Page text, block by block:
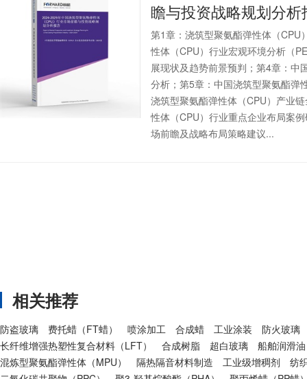
瞻与投资战略规划分析
第1章：浇筑型聚氨酯弹性体（CPU
性体（CPU）行业宏观环境分析（
展现状及趋势前景预判；第4章：中
分析；第5章：中国浇筑型聚氨酯弹
浇筑型聚氨酯弹性体（CPU）产业
性体（CPU）行业重点企业布局案
场前瞻及战略布局策略建议...
相关推荐
防盗玻璃 费托蜡（FT蜡） 喷涂加工 合成蜡 工业涂装
防火玻璃
长纤维增强热塑性复合材料（LFT）
合成树脂 超白玻璃
船舶润滑油
混炼型聚氨酯弹性体（MPU）
隔热隔音材料制造 工业级增稠剂
纺